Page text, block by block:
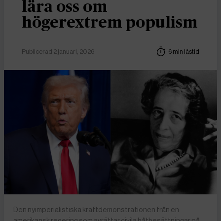
lära oss om
högerextrem populism
Publicerad 2 januari, 2026 6 min lästid
Den nyimperialistiska kraftdemonstrationen från en